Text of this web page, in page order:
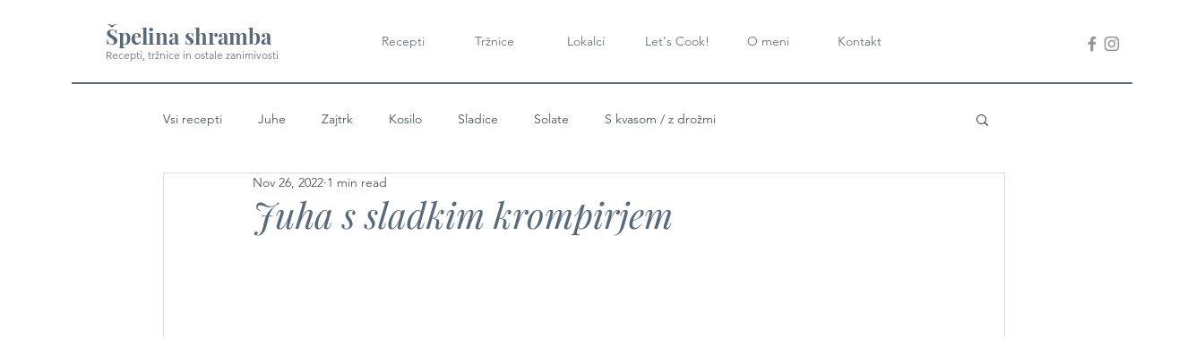
Špelina shramba
Recepti, tržnice in ostale zanimivosti
Recepti Tržnice Lokalci Let's Cook! O meni Kontakt
Vsi recepti Juhe Zajtrk Kosilo Sladice Solate S kvasom / z drožmi
Juha s sladkim krompirjem
Nov 26, 2022 1 min read